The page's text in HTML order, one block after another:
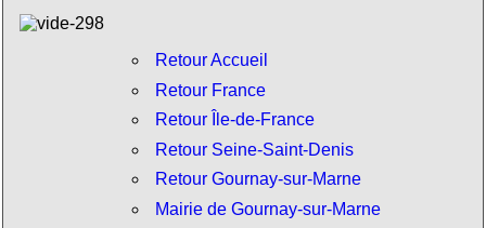
Retour Accueil
Retour France
Retour Île-de-France
Retour Seine-Saint-Denis
Retour Gournay-sur-Marne
Mairie de Gournay-sur-Marne